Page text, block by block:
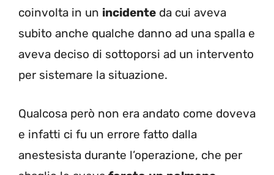
coinvolta in un incidente da cui aveva
subito anche qualche danno ad una spalla e
aveva deciso di sottoporsi ad un intervento
per sistemare la situazione.
Qualcosa però non era andato come doveva
e infatti ci fu un errore fatto dalla
anestesista durante l’operazione, che per